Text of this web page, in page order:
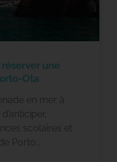
une
Ota
en mer à
scolaires et
Porto…